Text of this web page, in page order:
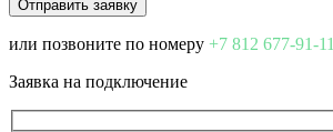
или позвоните по номеру +7 812 677-91-11
Заявка на подключение